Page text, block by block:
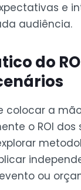
e
audiência.
do
colocar a
o ROI dos
ou